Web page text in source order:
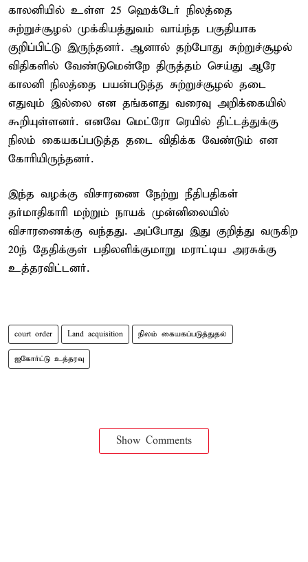
காலனியில் உள்ள 25 ஹெக்டேர் நிலத்தை
சுற்றுச்சூழல் முக்கியத்துவம் வாய்ந்த பகுதியாக
குறிப்பிட்டு இருந்தனர். ஆனால் தற்போது சுற்றுச்சூழல்
விதிகளில் வேண்டுமென்றே திருத்தம் செய்து ஆரே
காலனி நிலத்தை பயன்படுத்த சுற்றுச்சூழல் தடை
எதுவும் இல்லை என தங்களது வரைவு அறிக்கையில்
கூறியுள்ளனர். எனவே மெட்ரோ ரெயில் திட்டத்துக்கு
நிலம் கையகப்படுத்த தடை விதிக்க வேண்டும் என
கோரியிருந்தனர்.
இந்த வழக்கு விசாரணை நேற்று நீதிபதிகள்
தர்மாதிகாரி மற்றும் நாயக் முன்னிலையில்
விசாரணைக்கு வந்தது. அப்போது இது குறித்து வருகிற
20ந் தேதிக்குள் பதிலளிக்குமாறு மராட்டிய அரசுக்கு
உத்தரவிட்டனர்.
court order Land acquisition நிலம் கையகப்படுத்துதல்
ஐகோர்ட்டு உத்தரவு
Show Comments